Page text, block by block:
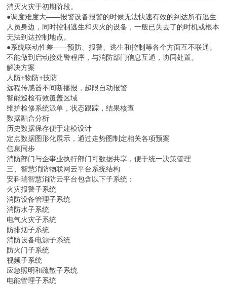
消灭火灾于初期阶段。
●调度难度大——报警设备报警的时候无法快速有效的到达所有逃生
人员身边，同时控制逃生和灭火的设备，一般已失去了的时机或根本
无法到达控制地点。
●系统联动性差——预防、报警、逃生和控制等各个方面互不联通。
不能做到启动接处警程序，与消防部门信息互通，协同处置。
解决方案
人防+物防+技防
远程传感器不间断播报，超限自动报警
智能巡检有效覆盖区域
维护检修系统派单，状态跟踪，结果核查
数据融合分析
历史数据保存便于建模设计
定点数据图形化展示，通过走势图制定相关各项预案
信息同步
消防部门与企事业执行部门可数据共享，便于统一决策管理
三、智慧消防物联网云平台系统结构
安科瑞智慧消防云平台包含以下子系统：
火灾报警子系统
消防设备管理子系统
消防水子系统
电气火灾子系统
防排烟子系统
消防设备电源子系统
防火门子系统
视频子系统
应急照明和疏散子系统
电能管理子系统